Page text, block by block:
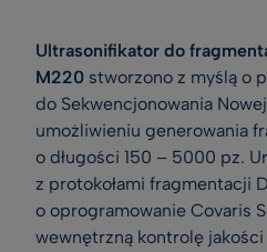
Ultrasonifikator do
M220 stworzono z myślą o
do Sekwencjonowania
umożliwieniu generowania
o długości 150 – 5000 pz.
z protokołami fragmentacji
o oprogramowanie Covaris
wewnętrzną kontrolę